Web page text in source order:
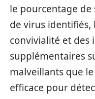
le pourcentage
de virus identifiés,
convivialité et des
supplémentaires
malveillants que
efficace pour